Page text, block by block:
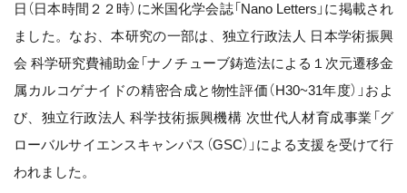
日（日本時間２２時）に米国化学会誌「Nano Letters」に掲載され
ました。なお、本研究の一部は、独立行政法人 日本学術振興
会 科学研究費補助金「ナノチューブ鋳造法による１次元遷移金
属カルコゲナイドの精密合成と物性評価（H30~31年度）」およ
び、独立行政法人 科学技術振興機構 次世代人材育成事業「グ
ローバルサイエンスキャンパス（GSC）」による支援を受けて行
われました。